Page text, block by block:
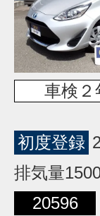
車検２
初度登録
排気量
20596